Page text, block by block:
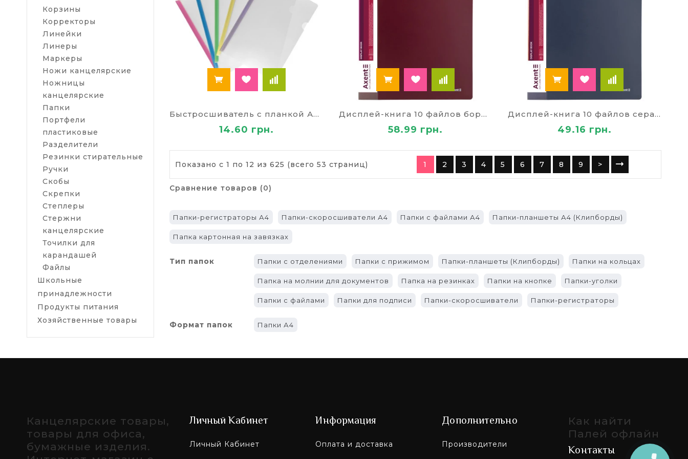
Корзины
Корректоры
Линейки
Линеры
Маркеры
Ножи канцелярские
Ножницы
канцелярские
Папки
Портфели
пластиковые
Разделители
Резинки стирательные
Ручки
Скобы
Скрепки
Степлеры
Стержни
канцелярские
Точилки для
карандашей
Файлы
Школьные
принадлежности
Продукты питания
Хозяйственные товары
В каталоге интернет-магазина «Палей» вы можете купить папки для документов картонные или из других
материалов, с красивой приятной текстурой и оригинальным оформлением, рисунками и принтами.
Папки для документов картонные – прочные, долговечные, доступные по цене.
Пластиковые папки – легкие, водостойкие, прозрачные.
Канцелярские папки для документов А4 из кожзаменителя – престижные, долговечные.
Как купить папки для документов?
мы доставим в любой город Украины: Киев, Львов, Черновцы, Луцк, Ровно, Ивано-Франковск, Тернополь,
Ужгород, Житомир, Харьков и другие. Заказать папки у нас – это ваш лучший выбор! Надеемся на
Быстросшиватель с планкой А4 8 мм 6501
14.60 грн.
Дисплей-книга 10 файлов бордовая 991
58.99 грн.
Дисплей-книга 10 файлов серая 99
49.16 грн.
Показано с 1 по 12 из 625 (всего 53 страниц) 1 2 3 4 5 6 7 8 9 >
Сравнение товаров (0)
Папки-регистраторы А4 Папки-скоросшиватели А4 Папки с файлами А4 Папки-планшеты А4 (Клипборды)
Папка картонная на завязках
Тип папок Папки с отделениями Папки с прижимом Папки-планшеты (Клипборды) Папки на кольцах
Папка на молнии для документов Папка на резинках Папки на кнопке Папки-уголки
Папки с файлами Папки для подписи Папки-скоросшиватели Папки-регистраторы
Формат папок Папки А4
Канцелярские товары,
товары для офиса,
бумажные изделия.
Личный Кабинет
Личный Кабинет
Информация
Оплата и доставка
Дополнительно
Производители
Как найти
Палей офлайн
Контакты